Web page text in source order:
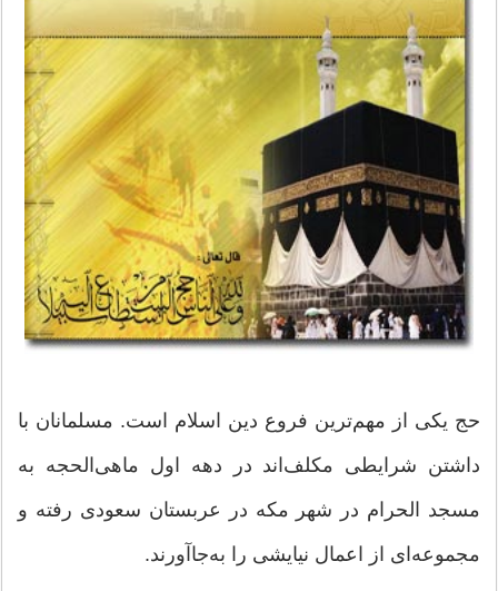
حج یکی از مهم‌ترین فروع دین اسلام است. مسلمانان با
داشتن شرایطی مکلف‌اند در دهه اول ماهی‌الحجه به
مسجد الحرام در شهر مکه در عربستان سعودی رفته و
مجموعه‌ای از اعمال نیایشی را به‌جاآورند.